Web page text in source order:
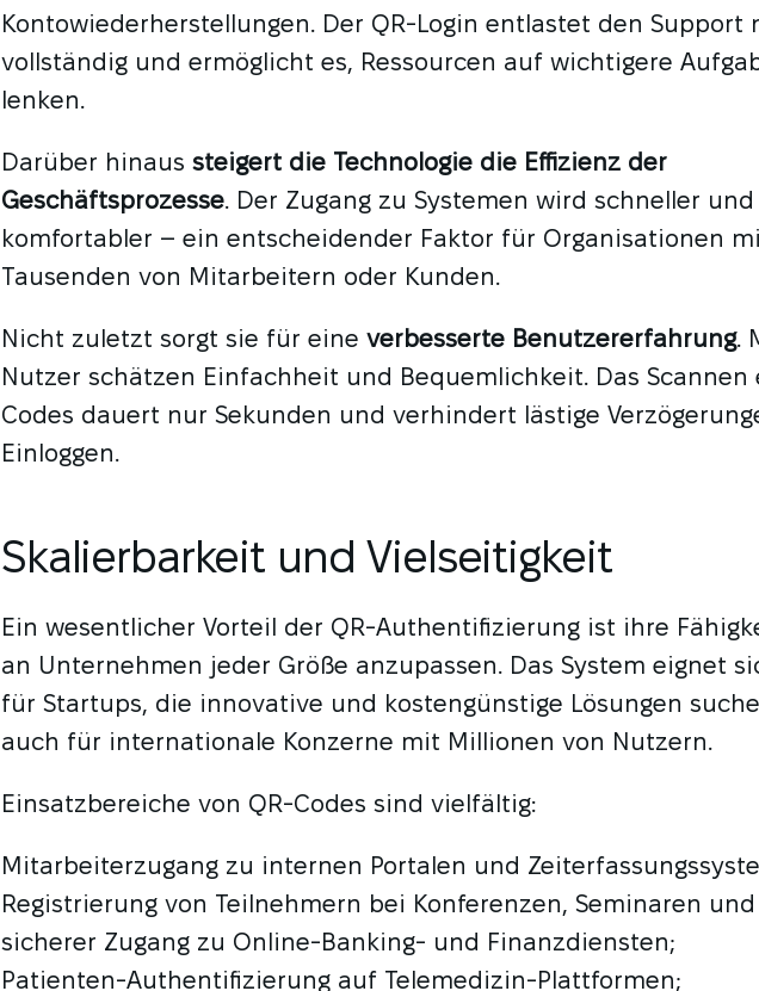
Kontowiederherstellungen. Der QR-Login entlastet den Support
vollständig und ermöglicht es, Ressourcen auf wichtigere
lenken.
Darüber hinaus steigert die Technologie die Effizienz der
Geschäftsprozesse. Der Zugang zu Systemen wird schneller und
komfortabler – ein entscheidender Faktor für Organisationen
Tausenden von Mitarbeitern oder Kunden.
Nicht zuletzt sorgt sie für eine verbesserte Benutzererfahrung.
Nutzer schätzen Einfachheit und Bequemlichkeit. Das Scannen
Codes dauert nur Sekunden und verhindert lästige
Einloggen.
Skalierbarkeit und Vielseitigkeit
Ein wesentlicher Vorteil der QR-Authentifizierung ist ihre
an Unternehmen jeder Größe anzupassen. Das System eignet
für Startups, die innovative und kostengünstige Lösungen
auch für internationale Konzerne mit Millionen von Nutzern.
Einsatzbereiche von QR-Codes sind vielfältig:
Mitarbeiterzugang zu internen Portalen und
Registrierung von Teilnehmern bei Konferenzen, Seminaren und
sicherer Zugang zu Online-Banking- und Finanzdiensten;
Patienten-Authentifizierung auf Telemedizin-Plattformen;